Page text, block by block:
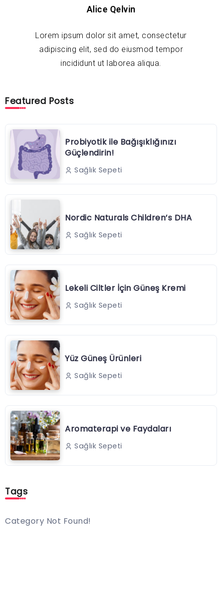
Alice Qelvin
Lorem ipsum dolor sit amet, consectetur
adipiscing elit, sed do eiusmod tempor
incididunt ut laborea aliqua.
Featured Posts
Probiyotik ile Bağışıklığınızı
Güçlendirin!
Sağlık Sepeti
Nordic Naturals Children’s DHA
Sağlık Sepeti
Lekeli Ciltler İçin Güneş Kremi
Sağlık Sepeti
Yüz Güneş Ürünleri
Sağlık Sepeti
Aromaterapi ve Faydaları
Sağlık Sepeti
Tags
Category Not Found!